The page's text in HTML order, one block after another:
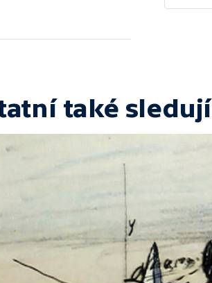
také sledují